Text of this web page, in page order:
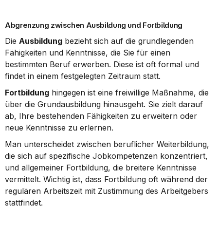
Abgrenzung zwischen Ausbildung und Fortbildung
Die Ausbildung bezieht sich auf die grundlegenden
Fähigkeiten und Kenntnisse, die Sie für einen
bestimmten Beruf erwerben. Diese ist oft formal und
findet in einem festgelegten Zeitraum statt.
Fortbildung hingegen ist eine freiwillige Maßnahme, die
über die Grundausbildung hinausgeht. Sie zielt darauf
ab, Ihre bestehenden Fähigkeiten zu erweitern oder
neue Kenntnisse zu erlernen.
Man unterscheidet zwischen beruflicher Weiterbildung,
die sich auf spezifische Jobkompetenzen konzentriert,
und allgemeiner Fortbildung, die breitere Kenntnisse
vermittelt. Wichtig ist, dass Fortbildung oft während der
regulären Arbeitszeit mit Zustimmung des Arbeitgebers
stattfindet.